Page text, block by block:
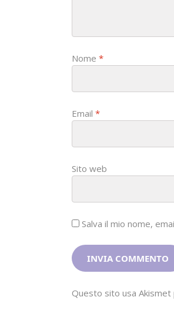
n
Nome *
Email *
Sito web
Salva il mio nome,
Questo sito usa